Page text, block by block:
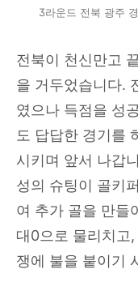
3라운드 전북 광주
전북이 천신만고
을 거두었습니다.
였으나 득점을 성
도 답답한 경기를
시키며 앞서 나갑
성의 슈팅이 골키
여 추가 골을 만들
대0으로 물리치고
쟁에 불을 붙이기